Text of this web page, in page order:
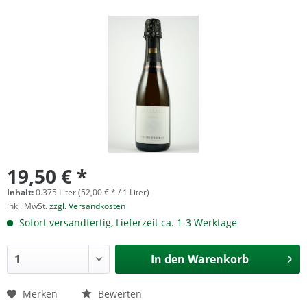
19,50 € *
Inhalt:0.375 Liter (52,00 € * / 1 Liter)
inkl. MwSt.zzgl. Versandkosten
Sofort versandfertig, Lieferzeit ca. 1-3 Werktage
In den Warenkorb
Merken Bewerten